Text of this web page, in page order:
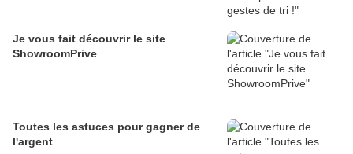
Je vous fait découvrir le site
ShowroomPrive
Toutes les astuces pour gagner de
l'argent